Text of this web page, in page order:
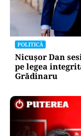
POLITICĂ
Nicușor Dan
pe legea
Grădinaru